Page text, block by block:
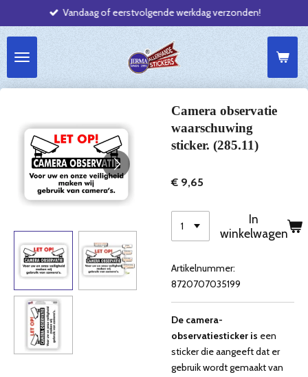
direct
de
hoofdinhoud
Vandaag of eerstvolgende werkdag verzonden!
Camera observatie
waarschuwing
sticker. (285.11)
€ 9,65
In
winkelwagen
Artikelnummer:
8720707035199
De camera-
observatiesticker is een
sticker die aangeeft dat er
gebruik wordt gemaakt van